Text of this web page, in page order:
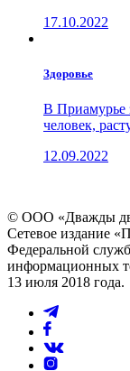
17.10.2022
Здоровье
В Приамурье
человек,
12.09.2022
© ООО «Дважды
Сетевое издание
Федеральной
информационных
13 июля 2018 года.